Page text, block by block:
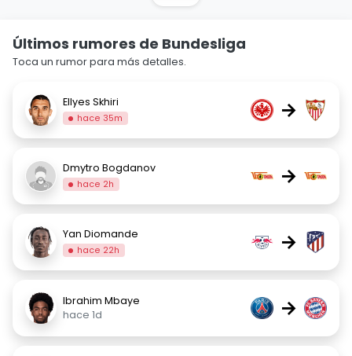
Últimos rumores de Bundesliga
Toca un rumor para más detalles.
Ellyes Skhiri
hace 35m →
Dmytro Bogdanov
hace 2h →
Yan Diomande
hace 22h →
Ibrahim Mbaye
hace 1d
→